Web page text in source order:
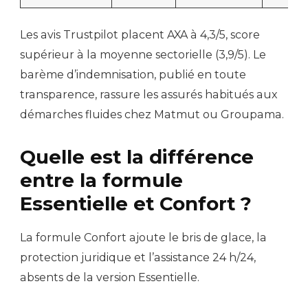
Les avis Trustpilot placent AXA à 4,3/5, score
supérieur à la moyenne sectorielle (3,9/5). Le
barème d’indemnisation, publié en toute
transparence, rassure les assurés habitués aux
démarches fluides chez Matmut ou Groupama.
Quelle est la différence
entre la formule
Essentielle et Confort ?
La formule Confort ajoute le bris de glace, la
protection juridique et l’assistance 24 h/24,
absents de la version Essentielle.